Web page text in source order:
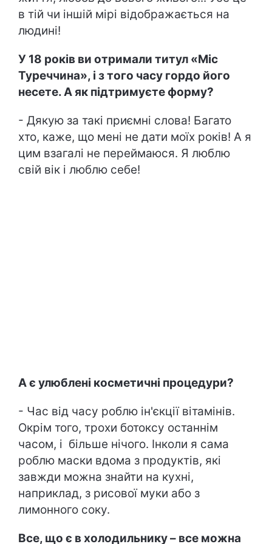
в тій чи іншій мірі відображається на
людині!
У 18 років ви отримали титул «Міс
Туреччина», і з того часу гордо його
несете. А як підтримуєте форму?
- Дякую за такі приємні слова! Багато
хто, каже, що мені не дати моїх років! А я
цим взагалі не переймаюся. Я люблю
свій вік і люблю себе!
А є улюблені косметичні процедури?
- Час від часу роблю ін'єкції вітамінів.
Окрім того, трохи ботоксу останнім
часом, і більше нічого. Інколи я сама
роблю маски вдома з продуктів, які
завжди можна знайти на кухні,
наприклад, з рисової муки або з
лимонного соку.
Все, що є в холодильнику – все можна